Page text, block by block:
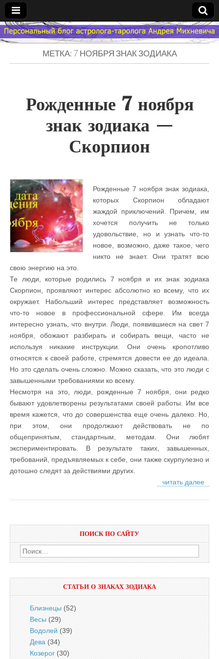
Гороскоп
Мой
Знак
Зодиака
— MZZ
МЕТКА: 7 НОЯБРЯ ЗНАК ЗОДИАКА
Рожденные 7 ноября
знак зодиака —
Скорпион
Рожденные 7 ноября знак зодиака,
которых Скорпион обладают
жаждой приключений. Причем, им
хочется получить не только
удовольствие, но и узнать что-то
новое, возможно, даже такое, чего
никто не знает. Они тратят всю
свою энергию на это.
Те люди, которые родились 7 ноября и их знак зодиака
Скорпион, проявляют интерес абсолютно ко всему, что их
окружает. Набольший интерес представляет возможность
что-то новое в профессиональной сфере. Им всегда
интересно узнать, что внутри. Люди, появившиеся на свет 7
ноября, обожают разбирать и собирать вещи, часто не
используя никакие инструкции. Они очень кропотливо
относятся к своей работе, стремятся довести ее до идеала.
Но это сделать очень сложно. Можно сказать, что это люди с
завышенными требованиями ко всему.
Несмотря на это, люди, рожденные 7 ноября, они редко
бывают удовлетворены результатами своей работы. Им все
время кажется, что до совершенства еще очень далеко. Но,
при этом, они продолжают действовать не по
общепринятым, стандартным, методам. Они любят
экспериментировать. В результате таких, завышенных,
требований, предъявляемых к себе, они также скурпулезно и
дотошно следят за действиями других.
читать далее
ПОИСК ПО САЙТУ
Найти:
СТАТЬИ О ЗНАКАХ ЗОДИАКА
Близнецы (52)
Весы (29)
Водолей (39)
Дева (34)
Козерог (30)